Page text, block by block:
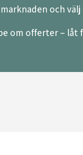
och
om offerter –